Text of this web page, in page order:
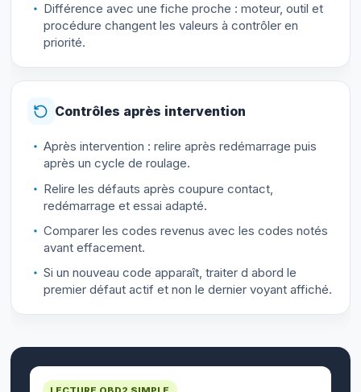
Différence avec une fiche proche : moteur, outil et
procédure changent les valeurs à contrôler en
priorité.
Contrôles après intervention
Après intervention : relire après redémarrage puis
après un cycle de roulage.
Relire les défauts après coupure contact,
redémarrage et essai adapté.
Comparer les codes revenus avec les codes notés
avant effacement.
Si un nouveau code apparaît, traiter d abord le
premier défaut actif et non le dernier voyant affiché.